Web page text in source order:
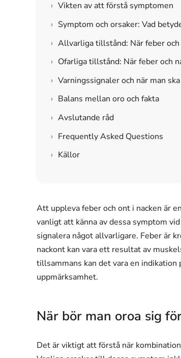
› Vikten av att förstå symptomen
› Symptom och orsaker: Vad
› Allvarliga tillstånd: När feber
› Ofarliga tillstånd: När feber och
› Varningssignaler och när man
› Balans mellan oro och fakta
› Avslutande råd
› Frequently Asked Questions
› Källor
Att uppleva feber och ont i nacken är
vanligt att känna av dessa symptom
signalera något allvarligare. Feber är
nackont kan vara ett resultat av
tillsammans kan det vara en
uppmärksamhet.
När bör man oroa sig
Det är viktigt att förstå när